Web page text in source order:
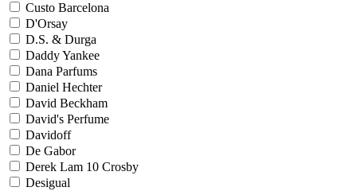
Custo Barcelona
D'Orsay
D.S. & Durga
Daddy Yankee
Dana Parfums
Daniel Hechter
David Beckham
David's Perfume
Davidoff
De Gabor
Derek Lam 10 Crosby
Desigual